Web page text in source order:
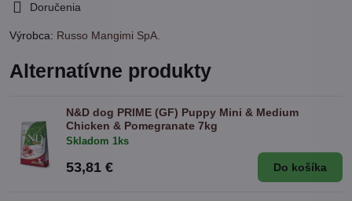
Doručenia
Výrobca: Russo Mangimi SpA.
Alternatívne produkty
N&D dog PRIME (GF) Puppy Mini & Medium
Chicken & Pomegranate 7kg
Skladom 1ks
53,81 € Do košíka